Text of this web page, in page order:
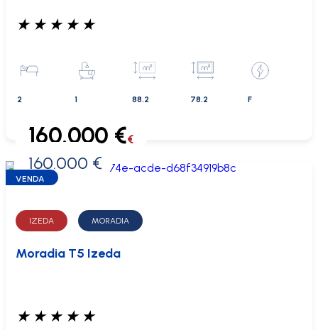
★ ★ ★ ★ ★
2 1 88.2 78.2 F
0 €
160.000 €€
160.000 €
VENDA
IZEDA MORADIA
Moradia T5 Izeda
★ ★ ★ ★ ★